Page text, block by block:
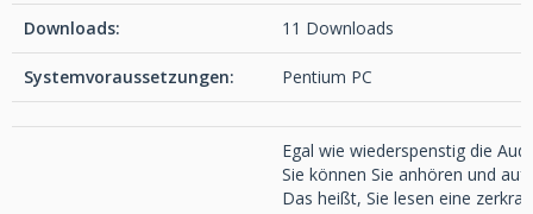
Downloads: 11 Downloads
Systemvoraussetzungen: Pentium PC
Egal wie wiederspenstig die
Sie können Sie anhören und auf
Das heißt, Sie lesen eine